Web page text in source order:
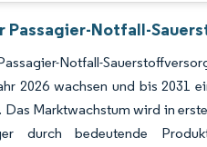
Passagier-Notfall-
Notfall-
2026 wachsen und bis 2031
Das Marktwachstum wird in
durch bedeutende